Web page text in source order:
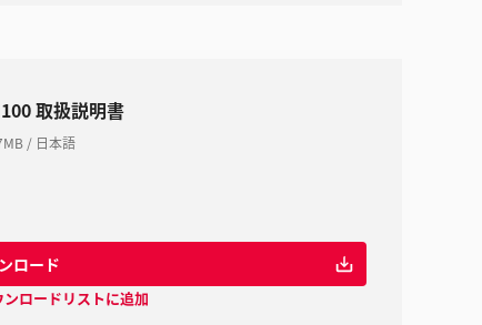
取扱説明書
/ 日本語
ロード
ンロードリストに追加